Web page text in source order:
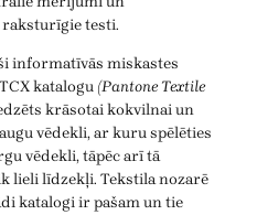
testi.
informatīvās miskastes
katalogu (Pantone Textile
krāsotai kokvilnai un
vēdekli, ar kuru spēlēties
vēdekli, tāpēc arī tā
lieli līdzekļi. Tekstila nozarē
katalogi ir pašam un tie